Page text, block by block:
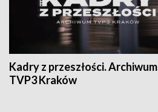
Kadry z przeszłości. Archiwum
TVP3 Kraków